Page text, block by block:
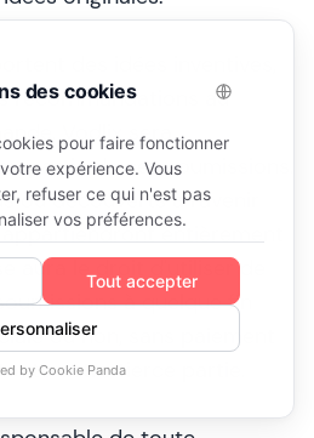
recommandations au
Vodlix sera
partie de ces soumissions.
ou découverts à l'avenir
entièrement
aura le droit d'utiliser de
à quelque fin
ou non, sans paiement
autre tierce partie.